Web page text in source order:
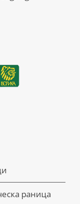
раница